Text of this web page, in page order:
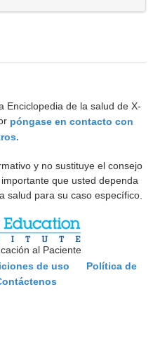
Enciclopedia de la salud de X-
póngase en contacto con
y no sustituye el consejo
que usted dependa
salud para su caso específico.
al Paciente
de uso
Política de